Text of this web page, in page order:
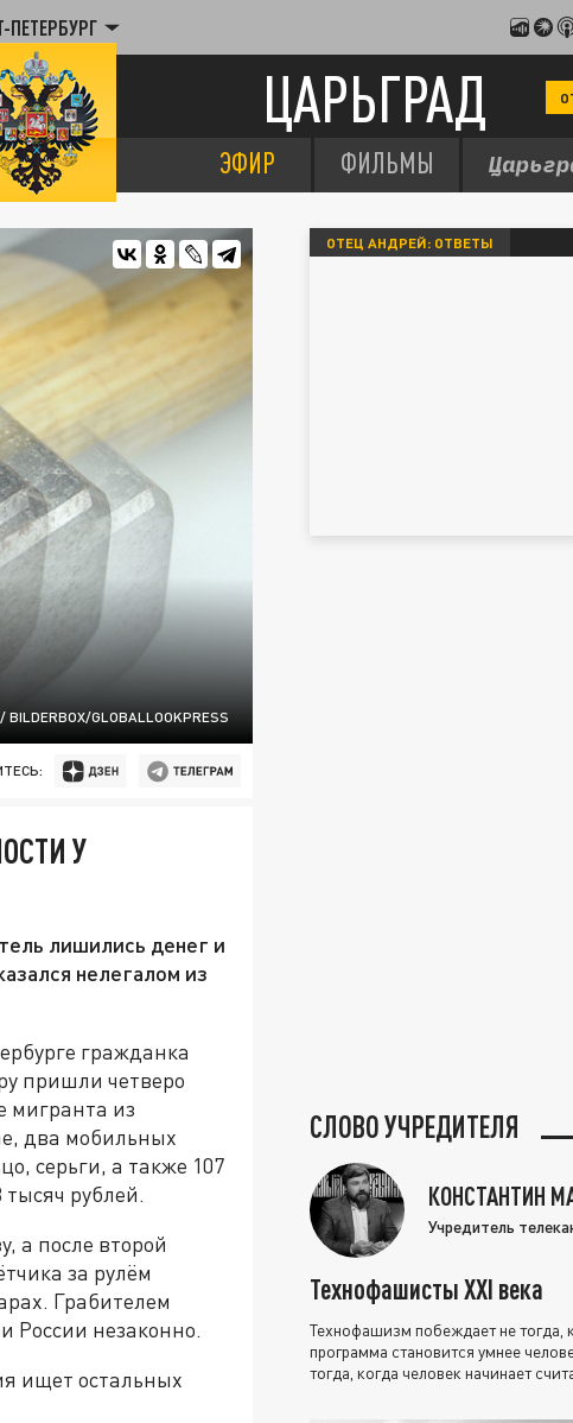
ПЕТЕРБУРГ
ЦАРЬГРАД
ЭФИР ФИЛЬМЫ
BILDERBOX/GLOBALLOOKPRESS
У
лишились денег и
нелегалом из
гражданка
пришли четверо
мигранта из
два мобильных
серьги, а также 107
рублей.
а после второй
за рулём
Грабителем
России незаконно.
ищет остальных
ОТЕЦ АНДРЕЙ: ОТВЕТЫ
СЛОВО УЧРЕДИТЕЛЯ
КОНСТАНТИН
Учредитель
Технофашисты XXI века
Технофашизм побеждает не тогда,
программа становится умнее
тогда, когда человек начинает